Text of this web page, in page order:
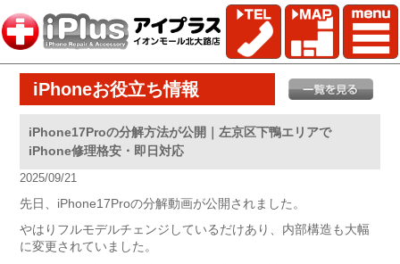
iPhoneお役立ち情報
iPhone17Proの分解方法が公開｜左京区下鴨エリアで
iPhone修理格安・即日対応
2025/09/21
先日、iPhone17Proの分解動画が公開されました。
やはりフルモデルチェンジしているだけあり、内部構造も大幅
に変更されていました。